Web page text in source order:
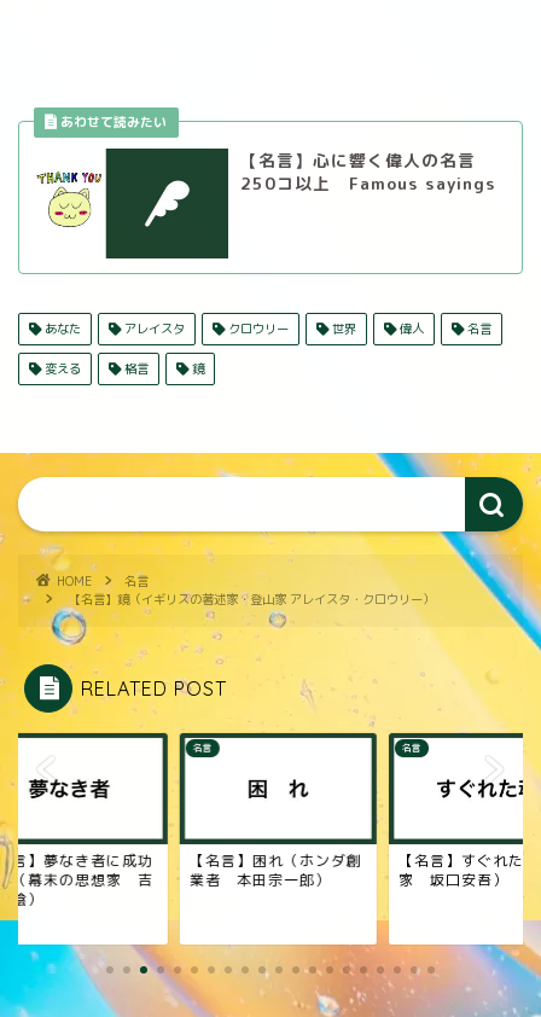
【名言】心に響く偉人の名言
250コ以上 Famous sayings
あなた アレイスタ クロウリー 世界 偉人 名言
変える 格言 鏡
HOME
名言
【名言】鏡（イギリスの著述家・登山家 アレイスタ・クロウリー）
RELATED POST
言】夢なき者に成功
（幕末の思想家 吉
陰）
名言
【名言】困れ（ホンダ創
業者 本田宗一郎）
名言
【名言】すぐれた魂
家 坂口安吾）